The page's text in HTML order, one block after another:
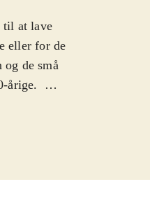
til at lave
eller for de
de små
årige.
i